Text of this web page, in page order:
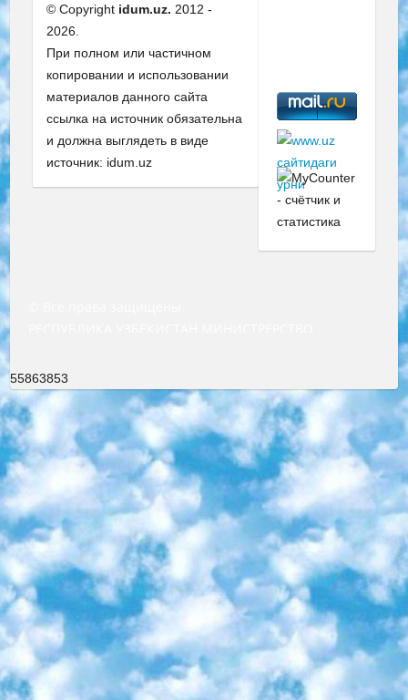
© Copyright idum.uz. 2012 -
2026.
При полном или частичном
копировании и использовании
материалов данного сайта
ссылка на источник обязательна
и должна выглядеть в виде
источник: idum.uz
55863853